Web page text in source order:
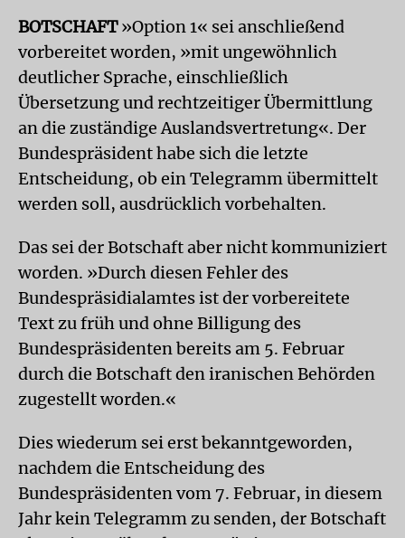
BOTSCHAFT»Option 1« sei anschließend
vorbereitet worden, »mit ungewöhnlich
deutlicher Sprache, einschließlich
Übersetzung und rechtzeitiger Übermittlung
an die zuständige Auslandsvertretung«. Der
Bundespräsident habe sich die letzte
Entscheidung, ob ein Telegramm übermittelt
werden soll, ausdrücklich vorbehalten.
Das sei der Botschaft aber nicht kommuniziert
worden. »Durch diesen Fehler des
Bundespräsidialamtes ist der vorbereitete
Text zu früh und ohne Billigung des
Bundespräsidenten bereits am 5. Februar
durch die Botschaft den iranischen Behörden
zugestellt worden.«
Dies wiederum sei erst bekanntgeworden,
nachdem die Entscheidung des
Bundespräsidenten vom 7. Februar, in diesem
Jahr kein Telegramm zu senden, der Botschaft